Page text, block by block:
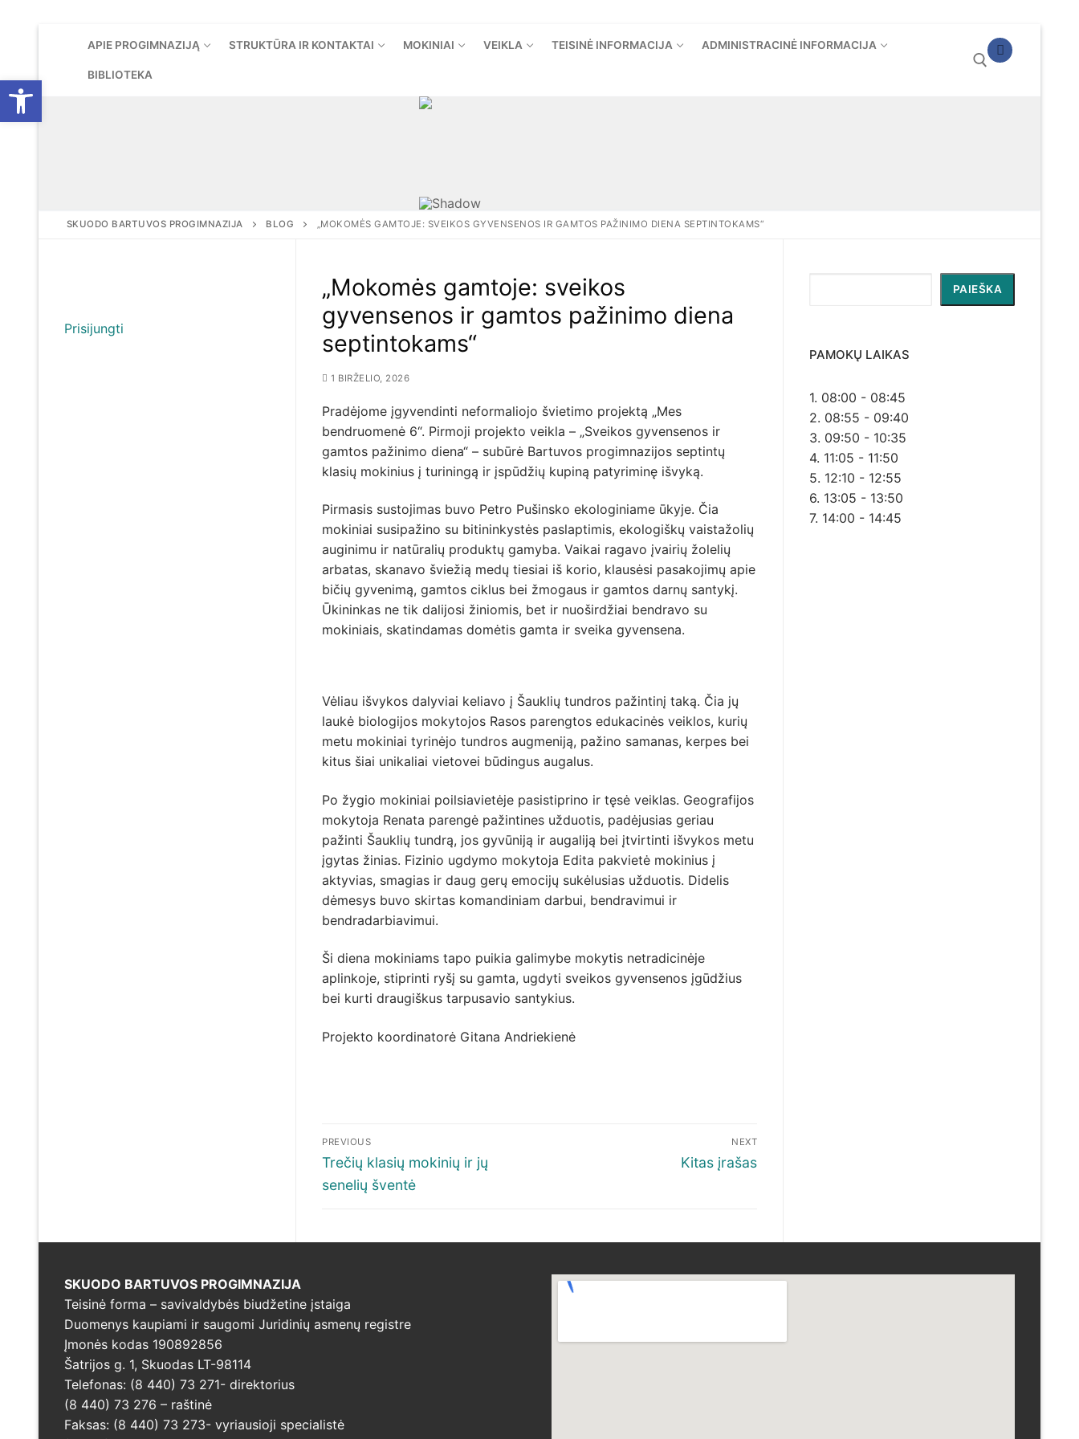
Open toolbar
APIE PROGIMNAZIJĄ STRUKTŪRA IR KONTAKTAI MOKINIAI VEIKLA TEISINĖ INFORMACIJA ADMINISTRACINĖ INFORMACIJA
BIBLIOTEKA
SKUODO BARTUVOS PROGIMNAZIJA BLOG „MOKOMĖS GAMTOJE: SVEIKOS GYVENSENOS IR GAMTOS PAŽINIMO DIENA SEPTINTOKAMS“
„Mokomės gamtoje: sveikos
gyvensenos ir gamtos pažinimo diena
septintokams“
1 BIRŽELIO, 2026
Pradėjome įgyvendinti neformaliojo švietimo projektą „Mes
bendruomenė 6“. Pirmoji projekto veikla – „Sveikos gyvensenos ir
gamtos pažinimo diena“ – subūrė Bartuvos progimnazijos septintų
klasių mokinius į turiningą ir įspūdžių kupiną patyriminę išvyką.
Pirmasis sustojimas buvo Petro Pušinsko ekologiniame ūkyje. Čia
mokiniai susipažino su bitininkystės paslaptimis, ekologiškų vaistažolių
auginimu ir natūralių produktų gamyba. Vaikai ragavo įvairių žolelių
arbatas, skanavo šviežią medų tiesiai iš korio, klausėsi pasakojimų apie
bičių gyvenimą, gamtos ciklus bei žmogaus ir gamtos darnų santykį.
Ūkininkas ne tik dalijosi žiniomis, bet ir nuoširdžiai bendravo su
mokiniais, skatindamas domėtis gamta ir sveika gyvensena.
Vėliau išvykos dalyviai keliavo į Šauklių tundros pažintinį taką. Čia jų
laukė biologijos mokytojos Rasos parengtos edukacinės veiklos, kurių
metu mokiniai tyrinėjo tundros augmeniją, pažino samanas, kerpes bei
kitus šiai unikaliai vietovei būdingus augalus.
Po žygio mokiniai poilsiavietėje pasistiprino ir tęsė veiklas. Geografijos
mokytoja Renata parengė pažintines užduotis, padėjusias geriau
pažinti Šauklių tundrą, jos gyvūniją ir augaliją bei įtvirtinti išvykos metu
įgytas žinias. Fizinio ugdymo mokytoja Edita pakvietė mokinius į
aktyvias, smagias ir daug gerų emocijų sukėlusias užduotis. Didelis
dėmesys buvo skirtas komandiniam darbui, bendravimui ir
bendradarbiavimui.
Ši diena mokiniams tapo puikia galimybe mokytis netradicinėje
aplinkoje, stiprinti ryšį su gamta, ugdyti sveikos gyvensenos įgūdžius
bei kurti draugiškus tarpusavio santykius.
Projekto koordinatorė Gitana Andriekienė
Navigacija
tarp
įrašų
PREVIOUS
Previous
post:
Trečių klasių mokinių ir jų
senelių šventė
NEXT
Next
Kitas įrašas
PAIEŠKA
PAMOKŲ LAIKAS
1. 08:00 - 08:45
2. 08:55 - 09:40
3. 09:50 - 10:35
4. 11:05 - 11:50
5. 12:10 - 12:55
6. 13:05 - 13:50
7. 14:00 - 14:45
Prisijungti
SKUODO BARTUVOS PROGIMNAZIJA
Teisinė forma – savivaldybės biudžetine įstaiga
Duomenys kaupiami ir saugomi Juridinių asmenų registre
Įmonės kodas 190892856
Šatrijos g. 1, Skuodas LT-98114
Telefonas: (8 440) 73 271- direktorius
(8 440) 73 276 – raštinė
Faksas: (8 440) 73 273- vyriausioji specialistė